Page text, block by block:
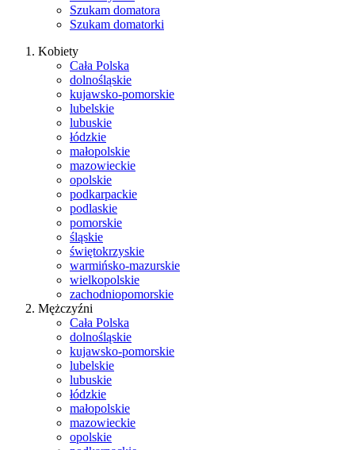
Szukam domatora
Szukam domatorki
Kobiety
Cała Polska
dolnośląskie
kujawsko-pomorskie
lubelskie
lubuskie
łódzkie
małopolskie
mazowieckie
opolskie
podkarpackie
podlaskie
pomorskie
śląskie
świętokrzyskie
warmińsko-mazurskie
wielkopolskie
zachodniopomorskie
Mężczyźni
Cała Polska
dolnośląskie
kujawsko-pomorskie
lubelskie
lubuskie
łódzkie
małopolskie
mazowieckie
opolskie